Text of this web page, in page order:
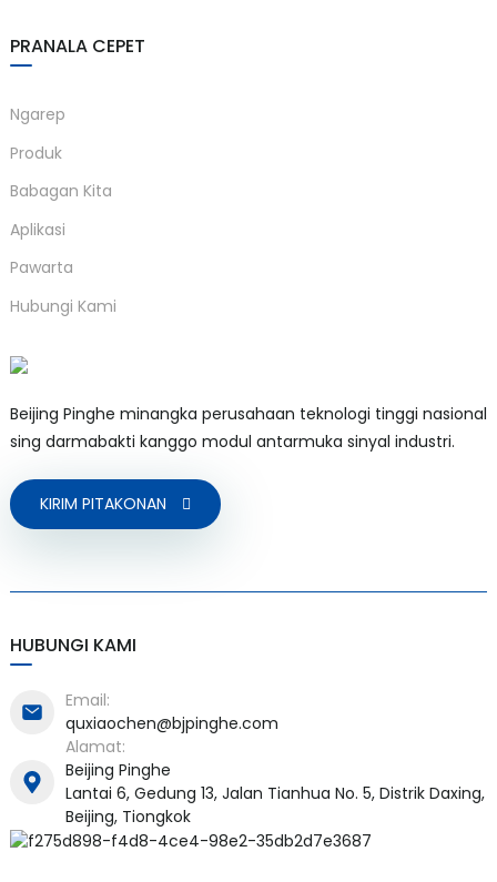
PRANALA CEPET
Ngarep
Produk
Babagan Kita
Aplikasi
Pawarta
Hubungi Kami
Beijing Pinghe minangka perusahaan teknologi tinggi nasional
sing darmabakti kanggo modul antarmuka sinyal industri.
KIRIM PITAKONAN
HUBUNGI KAMI
Email:
quxiaochen@bjpinghe.com
Alamat:
Beijing Pinghe
Lantai 6, Gedung 13, Jalan Tianhua No. 5, Distrik Daxing,
Beijing, Tiongkok